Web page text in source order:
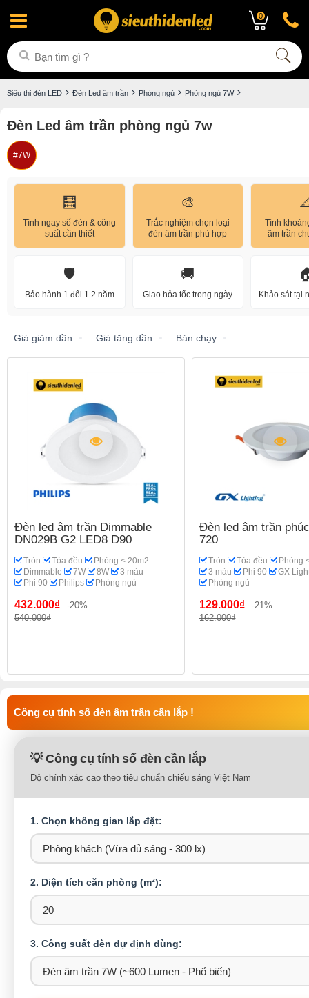
0
Siêu thị đèn LED Đèn Led âm trần Phòng ngủ Phòng ngủ 7W
Đèn Led âm trần phòng ngủ 7w
7W
🧮
Tính ngay số đèn & công
suất cần thiết
🎨
Trắc nghiệm chọn loại
đèn âm trần phù hợp
Tính
âm trần
🛡️
Bảo hành 1 đổi 1 2 năm
🚚
Giao hỏa tốc trong ngày Khảo sát tại
Giá giảm dần Giá tăng dần Bán chạy
Đèn led âm trần Dimmable
DN029B G2 LED8 D90
Tròn Tỏa đều
Phòng < 20m2
Dimmable
7W 8W
3 màu
Phi 90
Philips Phòng ngủ
432.000₫
-20%
540.000₫
Đèn led âm trần
720
Tròn Tỏa đều
Phòng
3 màu
Phi 90
GX
Phòng ngủ
129.000₫
-21%
162.000₫
Công cụ tính số đèn âm trần cần lắp !
💡 Công cụ tính số đèn cần lắp
Độ chính xác cao theo tiêu chuẩn chiếu sáng Việt Nam
1. Chọn không gian lắp đặt:
2. Diện tích căn phòng (m²):
3. Công suất đèn dự định dùng: